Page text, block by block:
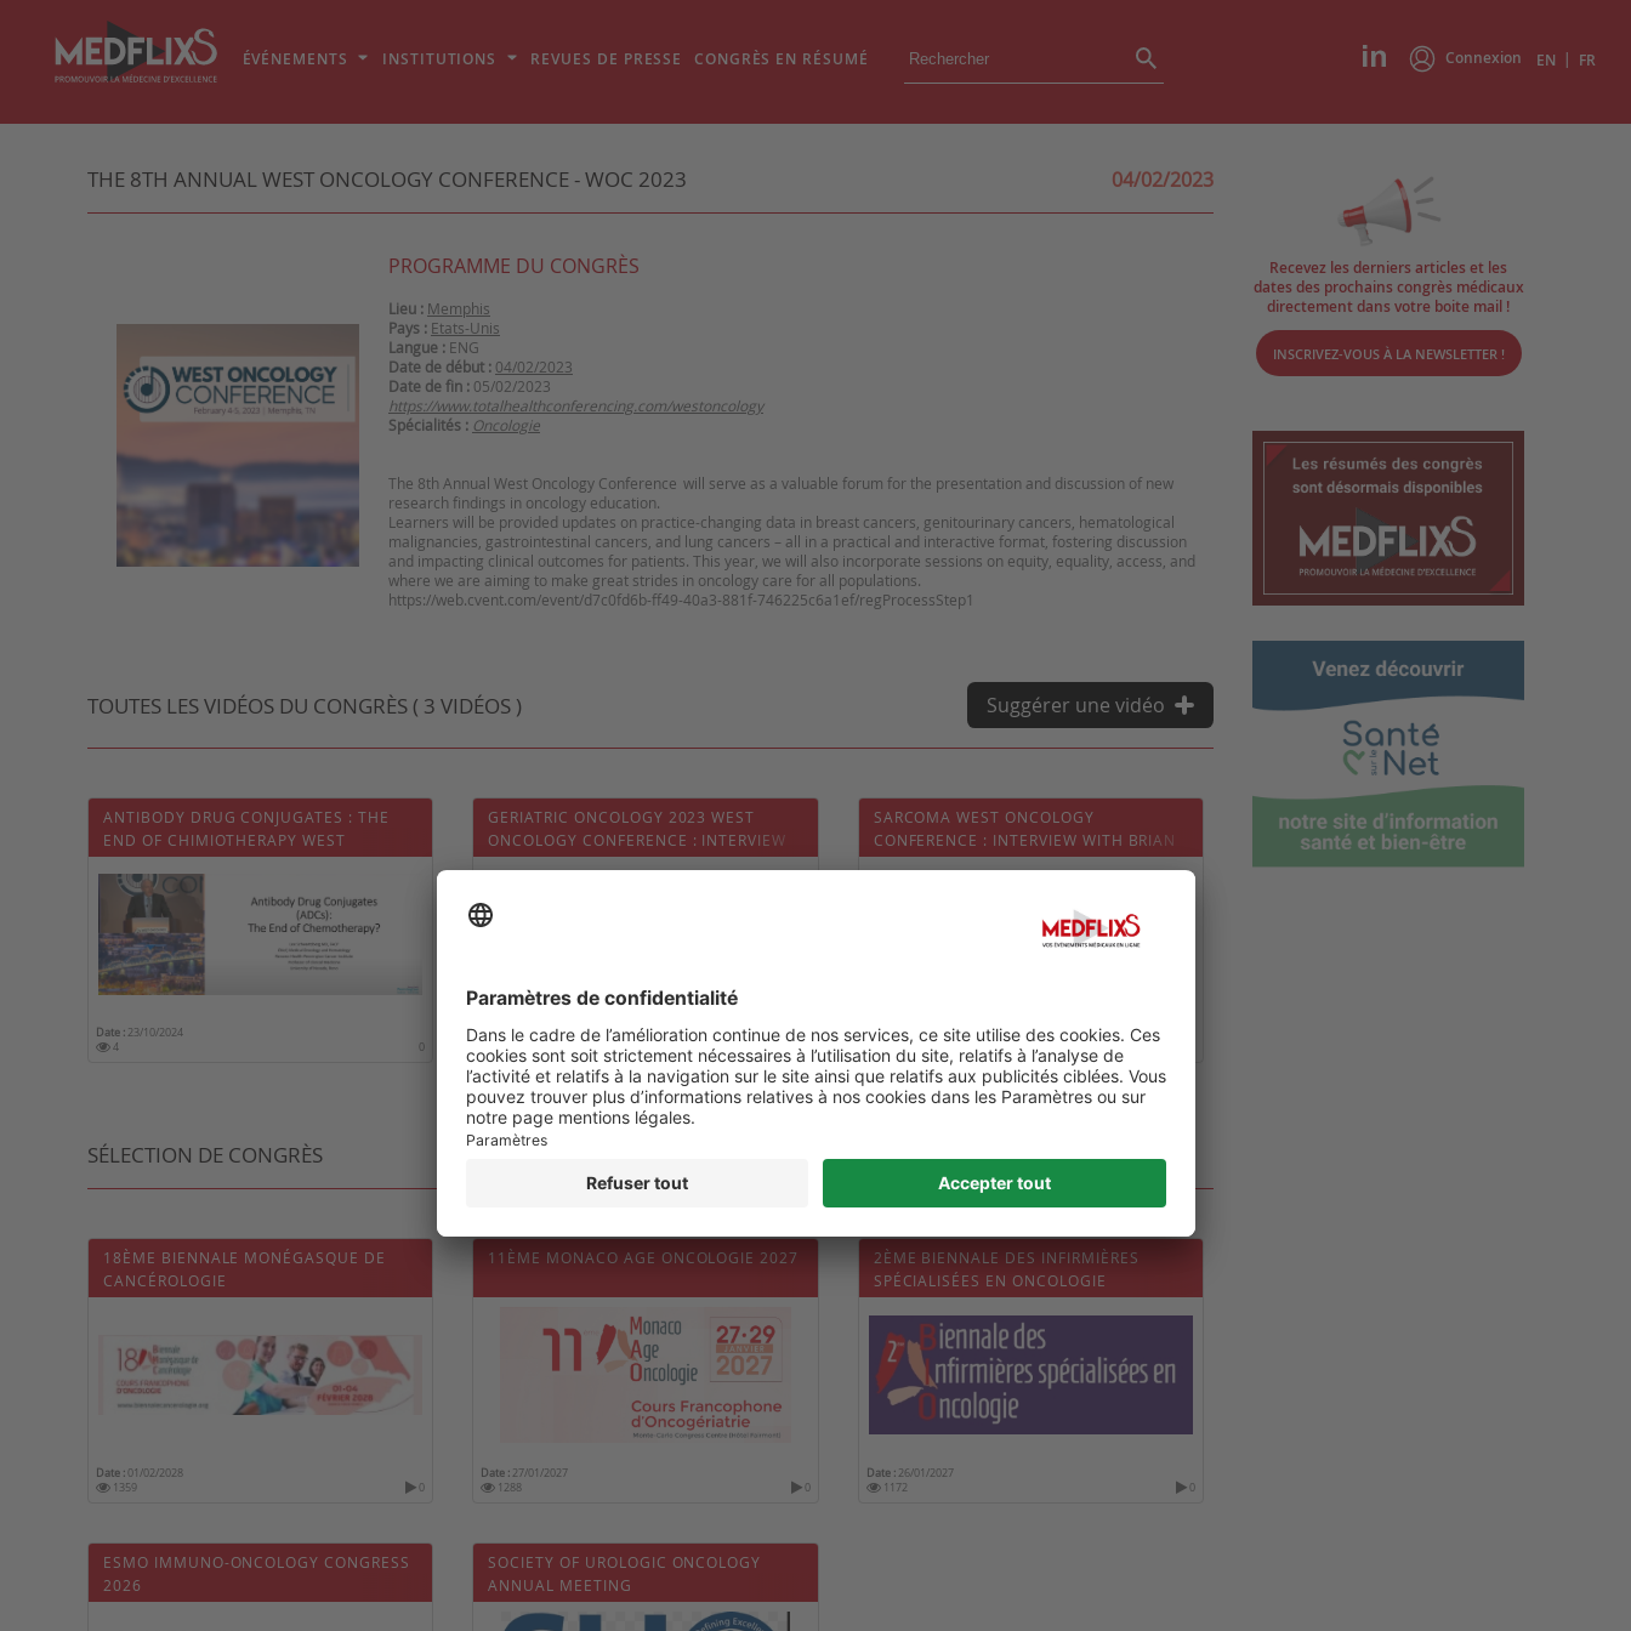
Connexion EN | FR
ÉVÉNEMENTS INSTITUTIONS REVUES DE PRESSE CONGRÈS EN RÉSUMÉ
THE 8TH ANNUAL WEST ONCOLOGY CONFERENCE - WOC 2023 04/02/2023
PROGRAMME DU CONGRÈS
Lieu : Memphis
Pays : Etats-Unis
Langue : ENG
Date de début : 04/02/2023
Date de fin : 05/02/2023
https://www.totalhealthconferencing.com/westoncology
Spécialités : Oncologie
The 8th Annual West Oncology Conference will serve as a valuable forum for the presentation and discussion of new
research findings in oncology education.
Learners will be provided updates on practice-changing data in breast cancers, genitourinary cancers, hematological
malignancies, gastrointestinal cancers, and lung cancers – all in a practical and interactive format, fostering discussion
and impacting clinical outcomes for patients. This year, we will also incorporate sessions on equity, equality, access, and
where we are aiming to make great strides in oncology care for all populations.
https://web.cvent.com/event/d7c0fd6b-ff49-40a3-881f-746225c6a1ef/regProcessStep1
TOUTES LES VIDÉOS DU CONGRÈS ( 3 VIDÉOS ) Suggérer une vidéo
ANTIBODY DRUG CONJUGATES : THE
END OF CHIMIOTHERAPY WEST
ONCOLOGY CONFERENCE : INTERVIEW
WITH DR LEE SCHWARTZBERG
Date : 23/10/2024
4
0
GERIATRIC ONCOLOGY 2023 WEST
ONCOLOGY CONFERENCE : INTERVIEW
WITH DR NICOLE WILLIAMS
Date : 23/10/2024
2
SARCOMA WEST ONCOLOGY
CONFERENCE : INTERVIEW WITH BRIAN
A. VAN TINE
Date :04/02/2023
1
SÉLECTION DE CONGRÈS
18ÈME BIENNALE MONÉGASQUE DE
CANCÉROLOGIE
Date :01/02/2028
1359
0
11ÈME MONACO AGE ONCOLOGIE 2027
Date : 27/01/2027
1288
0
2ÈME BIENNALE DES INFIRMIÈRES
SPÉCIALISÉES EN ONCOLOGIE
Date :26/01/2027
1172
0
ESMO IMMUNO-ONCOLOGY CONGRESS
2026
SOCIETY OF UROLOGIC ONCOLOGY
ANNUAL MEETING
Recevez les derniers articles et les
dates des prochains congrès médicaux
directement dans votre boite mail !
INSCRIVEZ-VOUS À LA NEWSLETTER !